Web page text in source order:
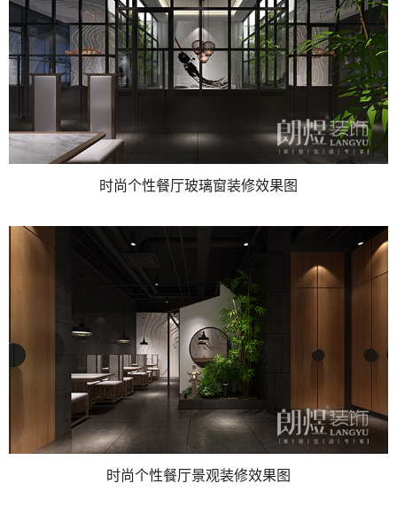
时尚个性餐厅玻璃窗装修效果图
时尚个性餐厅景观装修效果图